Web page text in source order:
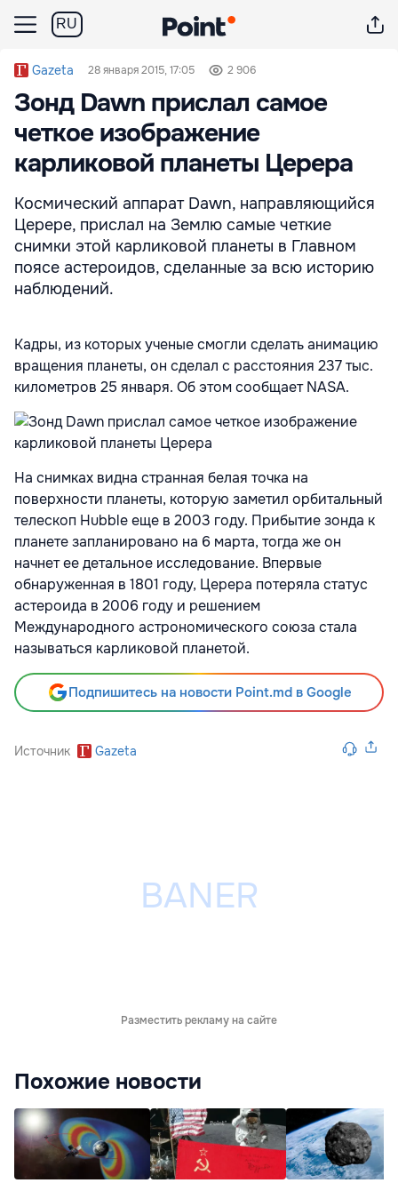
RU
Gazeta 28 января 2015, 17:05 2 906
Зонд Dawn прислал самое
четкое изображение
карликовой планеты Церера
Космический аппарат Dawn, направляющийся
Церере, прислал на Землю самые четкие
снимки этой карликовой планеты в Главном
поясе астероидов, сделанные за всю историю
наблюдений.
Кадры, из которых ученые смогли сделать анимацию
вращения планеты, он сделал с расстояния 237 тыс.
километров 25 января. Об этом сообщает NASA.
На снимках видна странная белая точка на
поверхности планеты, которую заметил орбитальный
телескоп Hubble еще в 2003 году. Прибытие зонда к
планете запланировано на 6 марта, тогда же он
начнет ее детальное исследование. Впервые
обнаруженная в 1801 году, Церера потеряла статус
астероида в 2006 году и решением
Международного астрономического союза стала
называться карликовой планетой.
Подпишитесь на новости Point.md в Google
Источник Gazeta
Разместить рекламу на сайте
Похожие новости